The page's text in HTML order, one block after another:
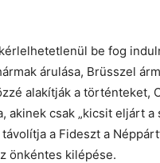
be fog
árulása, Brüsszel
alakítják a történteket,
csak „kicsit eljárt a
a Fideszt a
önkéntes kilépése.